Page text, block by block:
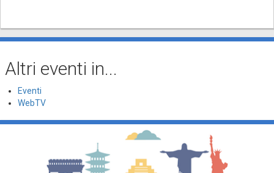
Altri eventi in...
Eventi
WebTV